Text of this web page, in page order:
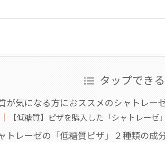
タップでき
が気になる方におススメのシャトレー
【低糖質】ピザを購入した「シャトレーゼ
トレーゼの「低糖質ピザ」２種類の成